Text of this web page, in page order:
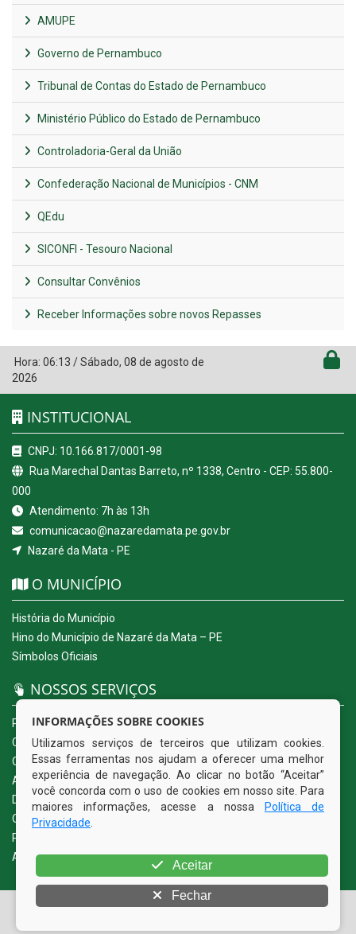
AMUPE
Governo de Pernambuco
Tribunal de Contas do Estado de Pernambuco
Ministério Público do Estado de Pernambuco
Controladoria-Geral da União
Confederação Nacional de Municípios - CNM
QEdu
SICONFI - Tesouro Nacional
Consultar Convênios
Receber Informações sobre novos Repasses
Hora: 06:13 /Sábado, 08 de agosto de
2026
INSTITUCIONAL
CNPJ: 10.166.817/0001-98
Rua Marechal Dantas Barreto, nº 1338, Centro - CEP: 55.800-
000
Atendimento: 7h às 13h
comunicacao@nazaredamata.pe.gov.br
Nazaré da Mata - PE
O MUNICÍPIO
História do Município
Hino do Município de Nazaré da Mata – PE
Símbolos Oficiais
NOSSOS SERVIÇOS
Portal da Transparência
Carta de Serviços ao Usuário
Ouvidoria Eletrônica
Acesso a Informação (eSIC)
Diário Oficial
Quadro de Avisos
Política de Privacidade
Acessibilidade
© Copyright 2026 Prefeitura Municipal de Nazaré da Mata |
INFORMAÇÕES SOBRE COOKIES
Utilizamos serviços de terceiros que utilizam cookies.
Essas ferramentas nos ajudam a oferecer uma melhor
experiência de navegação. Ao clicar no botão “Aceitar”
você concorda com o uso de cookies em nosso site. Para
maiores informações, acesse a nossa
Política de
Privacidade
Aceitar
Fechar